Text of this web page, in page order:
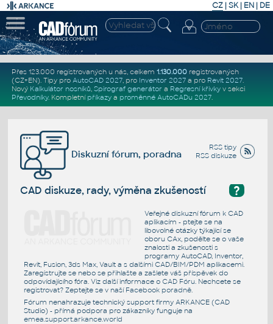
CZ | SK| EN | DE
Přes 123.000 registrovaných u nás, celkem 1.130.000registrovaných
(CZ+EN). Tipy pro AutoCAD 2027, pro Inventor 2027a pro Revit 2027.
Nový Kalkulátor nosníků, Spirograf generátor a Regresní křivkyv sekci
Převodníky. Kompletní příkazya proměnné AutoCADu 2027.
RSS tipy
RSS diskuze
Diskuzní fórum, poradna
?
CAD diskuze, rady, výměna zkušeností
Veřejné diskuzní fórum k CAD
aplikacím - ptejte se na
libovolné otázky týkající se
oboru CAx, podělte se o vaše
znalosti a zkušenosti s
programy AutoCAD, Inventor,
Revit, Fusion, 3ds Max, Vault a s dalšími CAD/BIM/PDM aplikacemi.
Zaregistrujte se nebo se přihlašte a zašlete váš příspěvek do
odpovídajícího fóra. Viz další informace o CAD Fóru. Nechcete se
registrovat? Zeptejte se v naší Facebook poradně.
Fórum nenahrazuje technický support firmy ARKANCE (CAD
Studio) - přímá podpora pro zákazníky funguje na
emea.support.arkance.world